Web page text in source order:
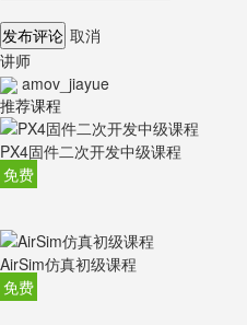
发布评论 取消
讲师
amov_jiayue
推荐课程
PX4固件二次开发中级课程
免费
AirSim仿真初级课程
免费